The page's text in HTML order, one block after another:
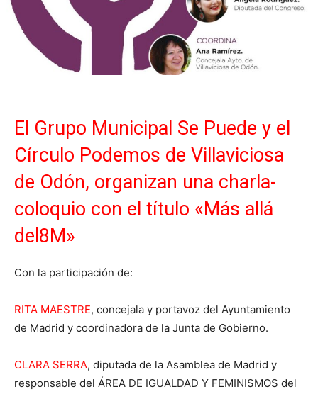
El Grupo Municipal Se Puede y el
Círculo Podemos de Villaviciosa
de Odón, organizan una charla-
coloquio con el título «Más allá
del8M»
Con la participación de:
RITA MAESTRE, concejala y portavoz del Ayuntamiento
de Madrid y coordinadora de la Junta de Gobierno.
CLARA SERRA, diputada de la Asamblea de Madrid y
responsable del ÁREA DE IGUALDAD Y FEMINISMOS del